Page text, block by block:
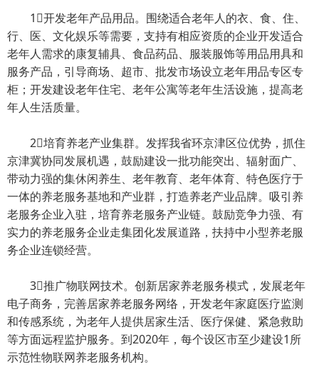
1开发老年产品用品。围绕适合老年人的衣、食、住、
行、医、文化娱乐等需要，支持有相应资质的企业开发适合
老年人需求的康复辅具、食品药品、服装服饰等用品用具和
服务产品，引导商场、超市、批发市场设立老年用品专区专
柜；开发建设老年住宅、老年公寓等老年生活设施，提高老
年人生活质量。
2培育养老产业集群。发挥我省环京津区位优势，抓住
京津冀协同发展机遇，鼓励建设一批功能突出、辐射面广、
带动力强的集休闲养生、老年教育、老年体育、特色医疗于
一体的养老服务基地和产业群，打造养老产业品牌。吸引养
老服务企业入驻，培育养老服务产业链。鼓励竞争力强、有
实力的养老服务企业走集团化发展道路，扶持中小型养老服
务企业连锁经营。
3推广物联网技术。创新居家养老服务模式，发展老年
电子商务，完善居家养老服务网络，开发老年家庭医疗监测
和传感系统，为老年人提供居家生活、医疗保健、紧急救助
等方面远程监护服务。到2020年，每个设区市至少建设1所
示范性物联网养老服务机构。